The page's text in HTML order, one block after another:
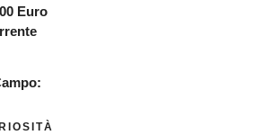
Euro